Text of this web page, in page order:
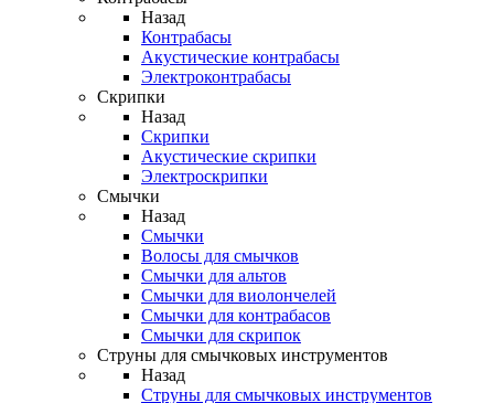
Назад
Контрабасы
Акустические контрабасы
Электроконтрабасы
Скрипки
Назад
Скрипки
Акустические скрипки
Электроскрипки
Смычки
Назад
Смычки
Волосы для смычков
Смычки для альтов
Смычки для виолончелей
Смычки для контрабасов
Смычки для скрипок
Струны для смычковых инструментов
Назад
Струны для смычковых инструментов